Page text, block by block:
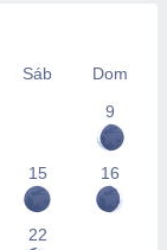
Sáb
Dom
9
15 16
22